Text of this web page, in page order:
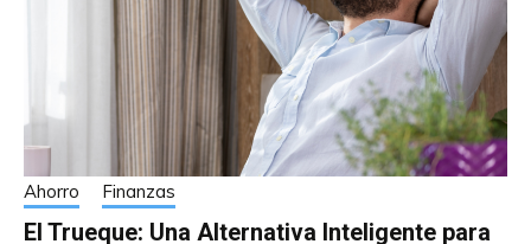
Ahorro Finanzas
El Trueque: Una Alternativa Inteligente para